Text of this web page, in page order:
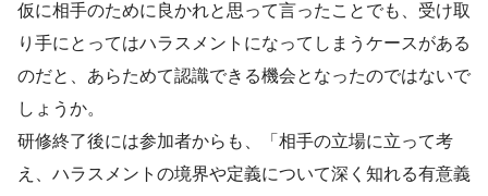
仮に相手のために良かれと思って言ったことでも、受け取
り手にとってはハラスメントになってしまうケースがある
のだと、あらためて認識できる機会となったのではないで
しょうか。
研修終了後には参加者からも、「相手の立場に立って考
え、ハラスメントの境界や定義について深く知れる有意義